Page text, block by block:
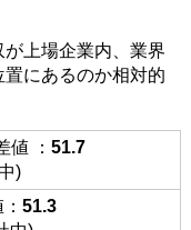
上場企業内、業界
にあるのか相対的
値 ：51.7
)
：51.3